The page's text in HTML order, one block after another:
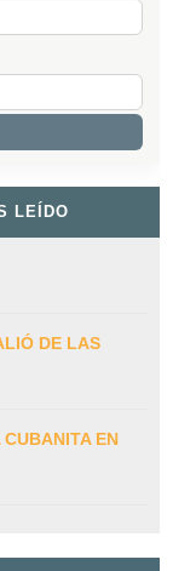
LEÍDO
DE LAS
EN